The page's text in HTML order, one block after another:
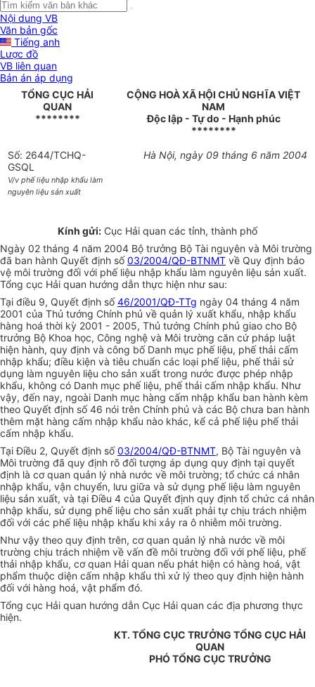
Nội dung VB
Văn bản gốc
Tiếng anh
Lược đồ
VB liên quan
Bản án áp dụng
TỔNG CỤC HẢI
QUAN
********
CỘNG HOÀ XÃ HỘI CHỦ NGHĨA VIỆT
NAM
Độc lập - Tự do - Hạnh phúc
********
Số: 2644/TCHQ-
GSQL
V/v phế liệu nhập khẩu làm
nguyên liệu sản xuất
Hà Nội, ngày 09 tháng 6 năm 2004
Kính gửi: Cục Hải quan các tỉnh, thành phố
Ngày 02 tháng 4 năm 2004 Bộ trưởng Bộ Tài nguyên và Môi trường
đã ban hành Quyết định số03/2004/QĐ-BTNMT về Quy định bảo
vệ môi trường đối với phế liệu nhập khẩu làm nguyên liệu sản xuất.
Tổng cục Hải quan hướng dẫn thực hiện như sau:
Tại điều 9, Quyết định số46/2001/QĐ-TTg ngày 04 tháng 4 năm
2001 của Thủ tướng Chính phủ về quản lý xuất khẩu, nhập khẩu
hàng hoá thời kỳ 2001 - 2005, Thủ tướng Chính phủ giao cho Bộ
trưởng Bộ Khoa học, Công nghệ và Môi trường căn cứ pháp luật
hiện hành, quy định và công bố Danh mục phế liệu, phế thải cấm
nhập khẩu; điều kiện và tiêu chuẩn các loại phế liệu, phế thải sử
dụng làm nguyên liệu cho sản xuất trong nước được phép nhập
khẩu, không có Danh mục phế liệu, phế thải cấm nhập khẩu. Như
vậy, đến nay, ngoài Danh mục hàng cấm nhập khẩu ban hành kèm
theo Quyết định số 46 nói trên Chính phủ và các Bộ chưa ban hành
thêm mặt hàng cấm nhập khẩu nào khác, kể cả phế liệu phế thải
cấm nhập khẩu.
Tại Điều 2, Quyết định số03/2004/QĐ-BTNMT, Bộ Tài nguyên và
Môi trường đã quy định rõ đối tượng áp dụng quy định tại quyết
định là cơ quan quản lý nhà nước về môi trường; tổ chức cá nhân
nhập khẩu, vận chuyển, lưu giữa và sử dụng phế liệu làm nguyên
liệu sản xuất, và tại Điều 4 của Quyết định quy định tổ chức cá nhân
nhập khẩu, sử dụng phế liệu cho sản xuất phải tự chịu trách nhiệm
đối với các phế liệu nhập khẩu khi xảy ra ô nhiễm môi trường.
Như vậy theo quy định trên, cơ quan quản lý nhà nước về môi
trường chịu trách nhiệm về vấn đề môi trường đối với phế liệu, phế
thải nhập khẩu, cơ quan Hải quan nếu phát hiện có hàng hoá, vật
phẩm thuộc diện cấm nhập khẩu thì xử lý theo quy định hiện hành
đối với hàng hoá, vật phẩm đó.
Tổng cục Hải quan hướng dẫn Cục Hải quan các địa phương thực
hiện.
KT. TỔNG CỤC TRƯỞNG TỔNG CỤC HẢI
QUAN
PHÓ TỔNG CỤC TRƯỞNG